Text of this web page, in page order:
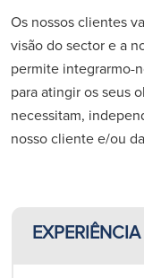
Os nossos clientes
visão do sector e a
permite integrarmo-
para atingir os seus
necessitam,
nosso cliente e/ou